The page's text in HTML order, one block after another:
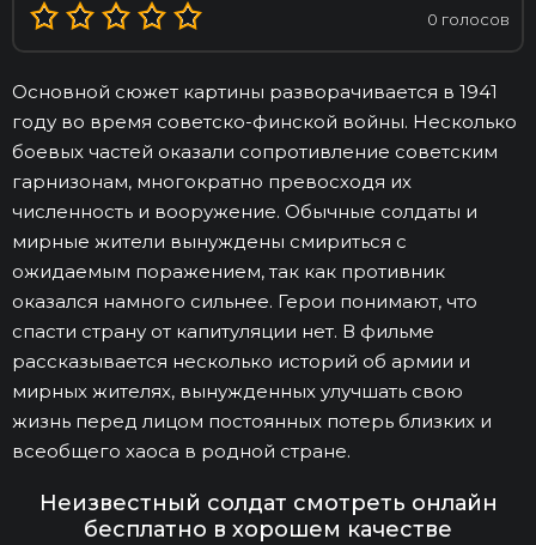
0 голосов
Основной сюжет картины разворачивается в 1941
году во время советско-финской войны. Несколько
боевых частей оказали сопротивление советским
гарнизонам, многократно превосходя их
численность и вооружение. Обычные солдаты и
мирные жители вынуждены смириться с
ожидаемым поражением, так как противник
оказался намного сильнее. Герои понимают, что
спасти страну от капитуляции нет. В фильме
рассказывается несколько историй об армии и
мирных жителях, вынужденных улучшать свою
жизнь перед лицом постоянных потерь близких и
всеобщего хаоса в родной стране.
Неизвестный солдат смотреть онлайн
бесплатно в хорошем качестве